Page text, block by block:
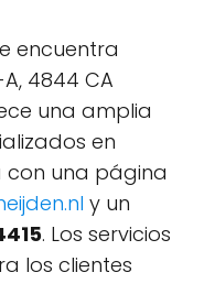
encuentra
4844 CA
una amplia
en
con una página
y un
. Los servicios
los clientes